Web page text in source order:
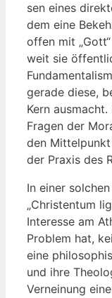
sen eines
dem eine
offen mit
weit sie
gera­de die­se,
Kern
Fra­gen der
den
der Pra­xis des
In einer
„Chris­ten­tum
Inter­es­se am
Pro­blem hat,
eine
und ihre
Ver­nei­nung